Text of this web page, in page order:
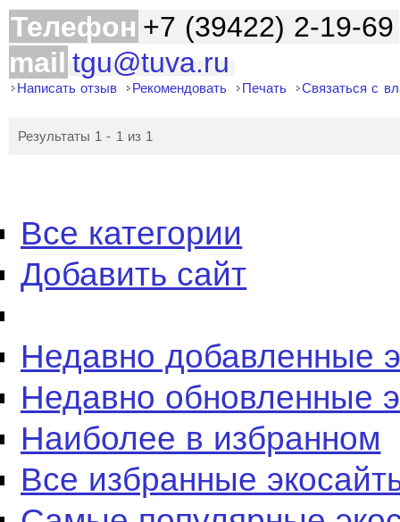
Телефон +7 (39422) 2-19-69
mail tgu@tuva.ru
Написать отзыв Рекомендовать Печать Связаться с
Результаты 1 - 1 из 1
Все категории
Добавить сайт
Недавно добавленные
Недавно обновленные
Наиболее в избранном
Все избранные